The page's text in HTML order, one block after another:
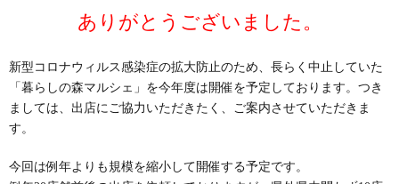
ありがとうございました。
新型コロナウィルス感染症の拡大防止のため、長らく中止していた
「暮らしの森マルシェ」を今年度は開催を予定しております。つき
ましては、出店にご協力いただきたく、ご案内させていただきま
す。
今回は例年よりも規模を縮小して開催する予定です。